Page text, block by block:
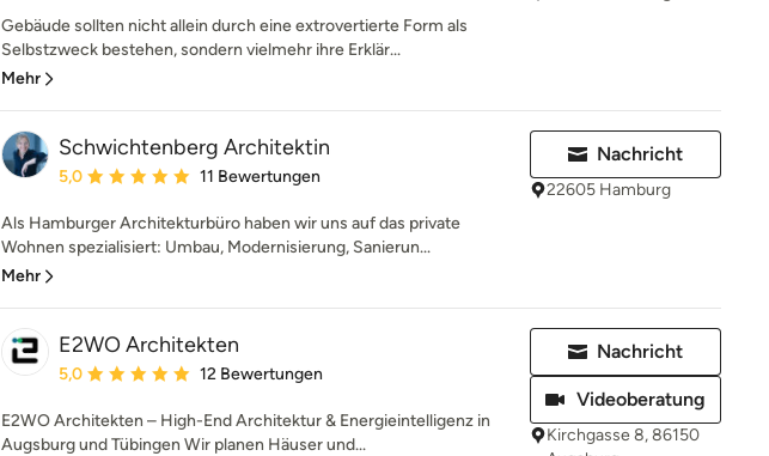
Gebäude sollten nicht allein durch eine extrovertierte Form als
Selbstzweck bestehen, sondern vielmehr ihre Erklär...
Mehr
Schwichtenberg Architektin
Durchschnittliche Bewertung: 5 von 5 Sternen
5,0 11 Bewertungen
Als Hamburger Architekturbüro haben wir uns auf das private
Wohnen spezialisiert: Umbau, Modernisierung, Sanierun...
Mehr
Nachricht
22605 Hamburg
E2WO Architekten
Durchschnittliche Bewertung: 5 von 5 Sternen
5,0 12 Bewertungen
E2WO Architekten – High-End Architektur & Energieintelligenz in
Augsburg und Tübingen Wir planen Häuser und...
Nachricht
Videoberatung
Kirchgasse 8, 86150